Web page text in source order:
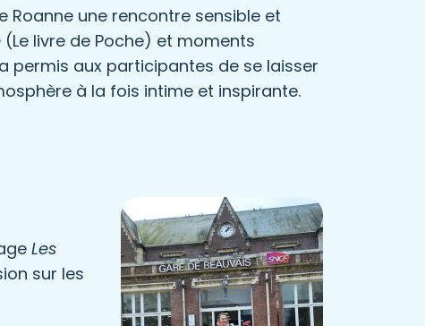
Roanne une rencontre sensible et
(Le livre de Poche) et moments
permis aux participantes de se laisser
à la fois intime et inspirante.
Les
sur les